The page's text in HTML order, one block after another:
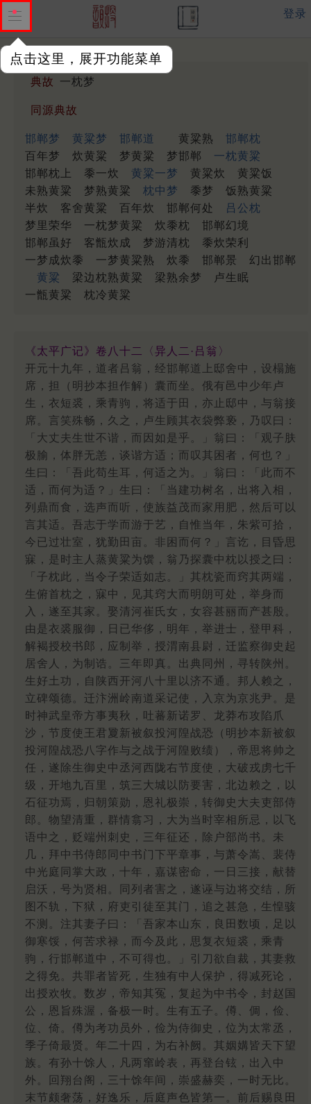
点击这里，展开功能菜单
登录
典故 一枕梦
同源典故
邯郸梦 黄粱梦 邯郸道 黄粱熟
邯郸枕
百年梦
炊黄粱 梦黄粱 梦邯郸
一枕黄粱
邯郸枕上
黍一炊 黄粱一梦 黄粱炊
黄粱饭
未熟黄粱
梦熟黄粱 枕中梦 黍梦
饭熟黄粱
半炊
客舍黄粱 百年炊 邯郸何处
吕公枕
梦里荣华
一枕梦黄粱 炊黍枕
邯郸幻境
邯郸虽好
客甑炊成 梦游清枕
黍炊荣利
一梦成炊黍
一梦黄粱熟 炊黍 邯郸景
幻出邯郸
黄粱
梁边枕熟黄粱 梁熟余梦
卢生眠
一甑黄粱
枕冷黄粱
《太平广记》卷八十二〈异人二·吕翁〉
开元十九年，道者吕翁，经邯郸道上邸舍中，设榻施
席，担（明抄本担作解）囊而坐。俄有邑中少年卢
生，衣短裘，乘青驹，将适于田，亦止邸中，与翁接
席。言笑殊畅，久之，卢生顾其衣袋弊亵，乃叹曰：
「大丈夫生世不谐，而因如是乎。」翁曰：「观子肤
极腧，体胖无恙，谈谐方适；而叹其困者，何也？」
生曰：「吾此苟生耳，何适之为。」翁曰：「此而不
适，而何为适？」生曰：「当建功树名，出将入相，
列鼎而食，选声而听，使族益茂而家用肥，然后可以
言其适。吾志于学而游于艺，自惟当年，朱紫可拾，
今已过壮室，犹勤田亩。非困而何？」言讫，目昏思
寐，是时主人蒸黄粱为馔，翁乃探囊中枕以授之曰：
「子枕此，当令子荣适如志。」其枕瓷而窍其两端，
生俯首枕之，寐中，见其窍大而明朗可处，举身而
入，遂至其家。娶清河崔氏女，女容甚丽而产甚殷。
由是衣裘服御，日已华侈，明年，举进士，登甲科，
解褐授校书郎，应制举，授渭南县尉，迁监察御史起
居舍人，为制诰。三年即真。出典同州，寻转陕州。
生好土功，自陕西开河八十里以济不通。邦人赖之，
立碑颂德。迁汴洲岭南道采记使，入京为京兆尹。是
时神武皇帝方事夷秋，吐蕃新诺罗、龙莽布攻陷爪
沙，节度使王君夐新被叙投河隍战恐（明抄本新被叙
投河隍战恐八字作与之战于河隍败绩），帝思将帅之
任，遂除生御史中丞河西陇右节度使，大破戎虏七千
级，开地九百里，筑三大城以防要害，北边赖之，以
石征功焉，归朝策勋，恩礼极崇，转御史大夫吏部侍
郎。物望清重，群情翕习，大为当时宰相所忌，以飞
语中之，贬端州刺史，三年征还，除户部尚书。未
几，拜中书侍郎同中书门下平章事，与萧令嵩、裴侍
中光庭同掌大政，十年，嘉谋密命，一日三接，献替
启沃，号为贤相。同列者害之，遂诬与边将交结，所
图不轨，下狱，府吏引徒至其门，追之甚急，生惶骇
不测。注其妻子曰：「吾家本山东，良田数顷，足以
御寒馁，何苦求禄，而今及此，思复衣短裘，乘青
驹，行邯郸道中，不可得也。」引刀欲自裁，其妻救
之得免。共罪者皆死，生独有中人保护，得减死论，
出授欢牧。数岁，帝知其冤，复起为中书令，封赵国
公，恩旨殊渥，备极一时。生有五子。僔、倜，俭、
位、倚。僔为考功员外，俭为侍御史，位为太常丞，
季子倚最贤。年二十四，为右补阙。其姻媾皆天下望
族。有孙十馀人，凡两窜岭表，再登台铉，出入中
外。回翔台阁，三十馀年间，崇盛赫奕，一时无比。
末节颇奢荡，好逸乐，后庭声色皆第一。前后赐良田